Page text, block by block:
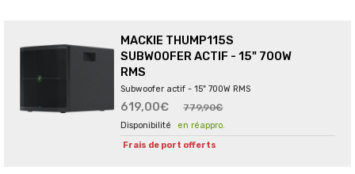
MACKIE THUMP115S
SUBWOOFER ACTIF - 15" 700W
RMS
Subwoofer actif - 15" 700W RMS
619,00€ 779,90€
en réappro.
Frais de port offerts